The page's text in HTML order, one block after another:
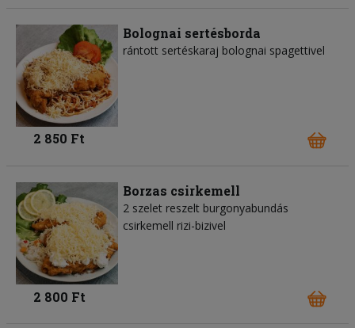
Bolognai sertésborda
rántott sertéskaraj bolognai spagettivel
2 850 Ft
Borzas csirkemell
2 szelet reszelt burgonyabundás
csirkemell rizi-bizivel
2 800 Ft